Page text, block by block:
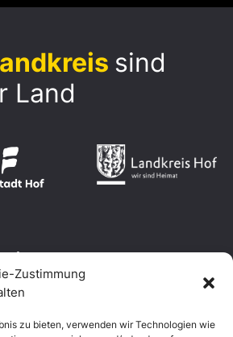
Zustimmung
zu bieten, verwenden wir Technologien wie
sind
Land